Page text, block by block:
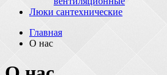
Люки сантехнические
Главная
О нас